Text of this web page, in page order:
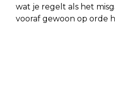
wat je regelt als het
vooraf gewoon op orde